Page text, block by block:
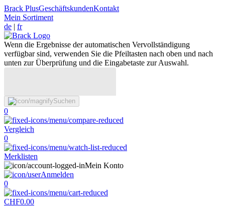
Brack PlusGeschäftskundenKontakt
Mein Sortiment
de | fr
Wenn die Ergebnisse der automatischen Vervollständigung
verfügbar sind, verwenden Sie die Pfeiltasten nach oben und nach
unten zur Überprüfung und die Eingabetaste zur Auswahl.
Suchen
0
Vergleich
0
Merklisten
Mein Konto
Anmelden
0
CHF0.00